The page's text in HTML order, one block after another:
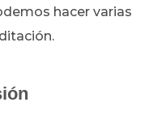
hacer varias